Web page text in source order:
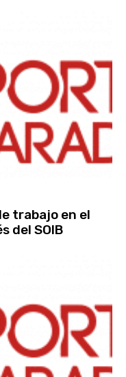
trabajo en el
del SOIB